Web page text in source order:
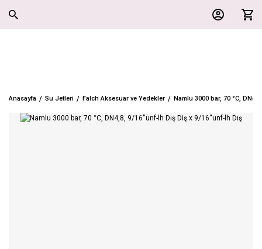
Anasayfa Su Jetleri Falch Aksesuar ve Yedekler Namlu 3000 bar, 70 °C,